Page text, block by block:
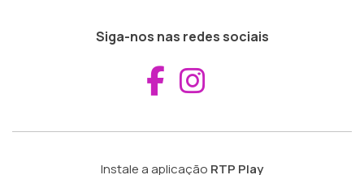
Siga-nos nas redes sociais
Aceder ao
Instale a aplicação RTP Play